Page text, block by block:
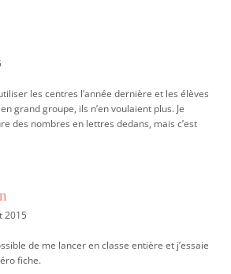
les centres l’année dernière et les élèves
grand groupe, ils n’en voulaient plus. Je
des nombres en lettres dedans, mais c’est
2015
de me lancer en classe entière et j’essaie
fiche.